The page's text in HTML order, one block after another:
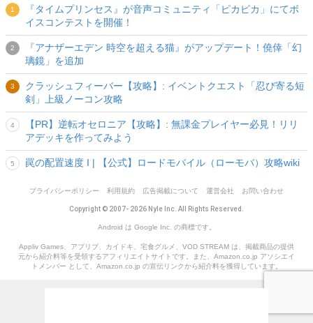
『タイムプリンセス』が音声コミュニティ「ピカピカ」にてボ
イスコンテストを開催！
『アナザーエデン 時空を超える猫』がアップデート！僥倖「幻
璃鏡」を追加
クラッシュフィーバー【攻略】: イベントクエスト「忍び寄る短
剣」上級ノーコン攻略
【PR】逆転オセロニア【攻略】: 無課金プレイヤー必見！リリ
アデッキを作ってみよう
罠の配置速度 I | 【公式】ロードモバイル（ローモバ）攻略wiki
プライバシーポリシー 利用規約 広告掲載について 運営会社 お問い合わせ
Copyright © 2007- 2026 Nyle Inc. All Rights Reserved.
Android は Google Inc. の商標です。
Appliv Games、アプリブ、カイドキ、宅食グルメ、VOD STREAM は、掲載商品の提供
元から紹介料等を受領するアフィリエイトサイトです。また、Amazon.co.jp アソシエイ
トメンバー として、Amazon.co.jp の宣伝リンクから紹介料を獲得しています。